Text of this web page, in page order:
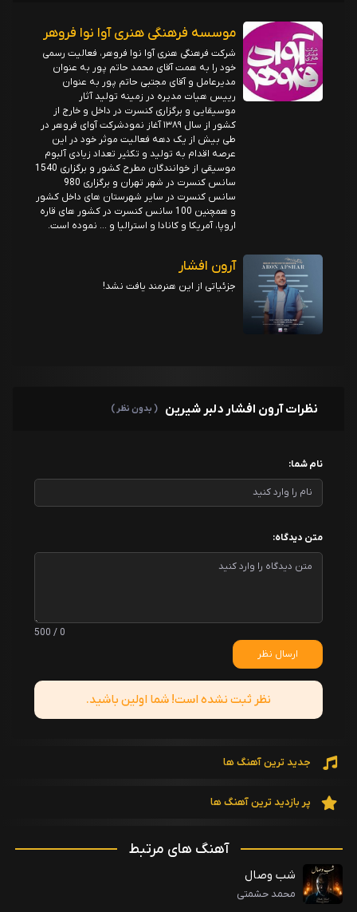
موسسه فرهنگی هنری آوا نوا فروهر
شرکت فرهنگی هنری آوا نوا فروهر، فعالیت رسمی
خود را به همت آقای محمد حاتم پور به عنوان
مدیرعامل و آقای مجتبی حاتم پور به عنوان
رییس هیات مدیره در زمینه تولید آثار
موسیقایی و برگزاری کنسرت در داخل و خارج از
کشور از سال ۱۳۸۹ آغاز نمودشرکت آوای فروهر در
طی بیش از یک دهه فعالیت موثر خود در این
عرصه اقدام به تولید و تکثیر تعداد زیادی آلبوم
موسیقی از خوانندگان مطرح کشور و برگزاری 1540
سانس کنسرت در شهر تهران و برگزاری 980
سانس کنسرت در سایر شهرستان های داخل کشور
و همچنین 100 سانس کنسرت در کشور های قاره
اروپا، آمریکا و کانادا و استرالیا و … نموده است.
آرون افشار
جزئیاتی از این هنرمند یافت نشد!
نظرات آرون افشار دلبر شیرین ( بدون نظر )
نام شما:
متن دیدگاه:
0 / 500
ارسال نظر
نظر ثبت نشده است! شما اولین باشید.
جدید ترین آهنگ ها
پر بازدید ترین آهنگ ها
آهنگ های مرتبط
شب وصال
محمد حشمتی